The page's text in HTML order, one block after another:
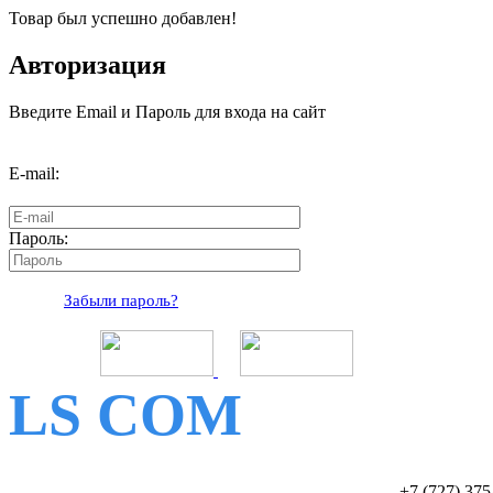
Товар был успешно добавлен!
Авторизация
Введите Email и Пароль для входа на сайт
E-mail:
Пароль:
Забыли пароль?
LS COM